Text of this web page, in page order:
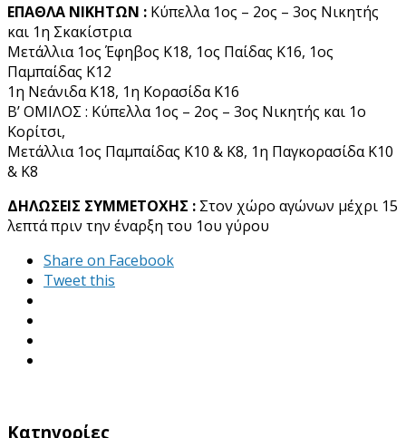
ΕΠΑΘΛΑ ΝΙΚΗΤΩΝ : Κύπελλα 1ος – 2ος – 3ος Νικητής
και 1η Σκακίστρια
Μετάλλια 1ος Έφηβος Κ18, 1ος Παίδας Κ16, 1ος
Παμπαίδας Κ12
1η Νεάνιδα Κ18, 1η Κορασίδα Κ16
Β’ ΟΜΙΛΟΣ : Κύπελλα 1ος – 2ος – 3ος Νικητής και 1ο
Κορίτσι,
Μετάλλια 1ος Παμπαίδας Κ10 & Κ8, 1η Παγκορασίδα Κ10
& Κ8
ΔΗΛΩΣΕΙΣ ΣΥΜΜΕΤΟΧΗΣ : Στον χώρο αγώνων μέχρι 15
λεπτά πριν την έναρξη του 1ου γύρου
Share on Facebook
Tweet this
Kατηγορίες